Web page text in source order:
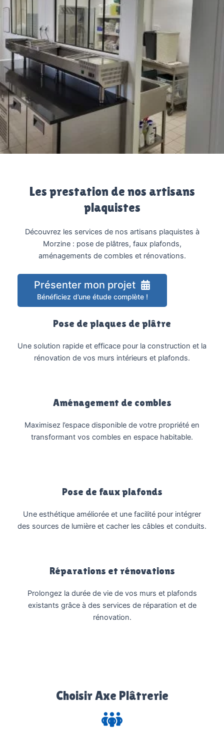
Les prestation de nos artisans
plaquistes
Découvrez les services de nos artisans plaquistes à
Morzine : pose de plâtres, faux plafonds,
aménagements de combles et rénovations.
Présenter mon projet
Bénéficiez d’une étude complète !
Pose de plaques de plâtre
Une solution rapide et efficace pour la construction et la
rénovation de vos murs intérieurs et plafonds.
Aménagement de combles
Maximisez l’espace disponible de votre propriété en
transformant vos combles en espace habitable.
Pose de faux plafonds
Une esthétique améliorée et une facilité pour intégrer
des sources de lumière et cacher les câbles et conduits.
Réparations et rénovations
Prolongez la durée de vie de vos murs et plafonds
existants grâce à des services de réparation et de
rénovation.
Choisir Axe Plâtrerie